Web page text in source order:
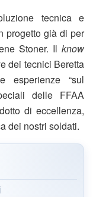
tecnica e
progetto già di per
Stoner. Il know
dei tecnici Beretta
esperienze “sul
delle FFAA
di eccellenza,
dei nostri soldati.